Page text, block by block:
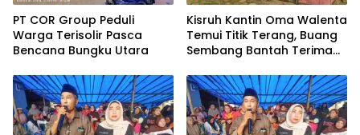
PT COR Group Peduli
Warga Terisolir Pasca
Bencana Bungku Utara
Kisruh Kantin Oma Walenta
Temui Titik Terang, Buang
Sembang Bantah Terima